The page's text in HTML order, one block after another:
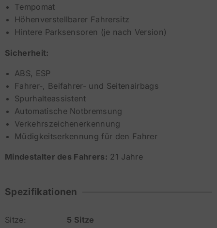
Tempomat
Höhenverstellbarer Fahrersitz
Hintere Parksensoren (je nach Version)
Sicherheit:
ABS, ESP
Fahrer-, Beifahrer- und Seitenairbags
Spurhalteassistent
Automatische Notbremsung
Verkehrszeichenerkennung
Müdigkeitserkennung für den Fahrer
Mindestalter des Fahrers: 21 Jahre
Spezifikationen
Sitze: 5 Sitze